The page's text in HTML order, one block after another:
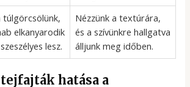
túlgörcsölünk,
elkanyarodik
lesz.
Nézzünk a textúrára,
és a szívünkre hallgatva
álljunk meg időben.
hatása a